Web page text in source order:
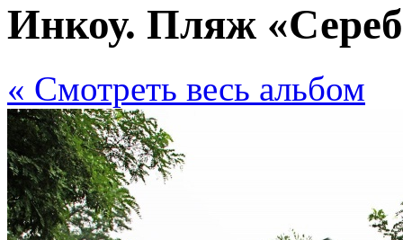
Инкоу. Пляж
« Cмотреть весь альбом